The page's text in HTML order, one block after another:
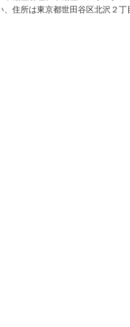
住所は東京都世田谷区北沢２